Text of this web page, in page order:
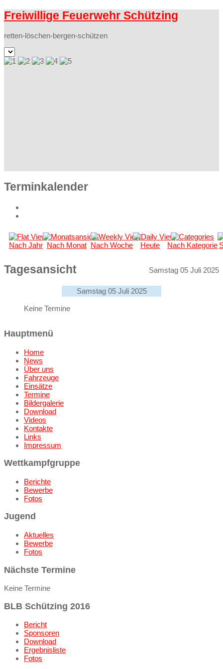
Freiwillige Feuerwehr Schützing
retten-löschen-bergen-schützen
Terminkalender
Nach Jahr Nach Monat Nach Woche Heute Nach Kategorie
Tagesansicht Samstag 05 Juli 2025
Samstag 05 Juli 2025
Keine Termine
Hauptmenü
Home
News
Über uns
Fahrzeuge
Einsätze
Termine
Bildergalerie
Download
Videos
Kontakte
Links
Impressum
Wettkampfgruppe
Berichte
Bewerbe
Fotos
Jugend
Aktuelles
Bewerbe
Fotos
Nächste Termine
Keine Termine
BLB Schützing 2016
Bericht
Sponsoren
Download
Ergebnisliste
Fotos